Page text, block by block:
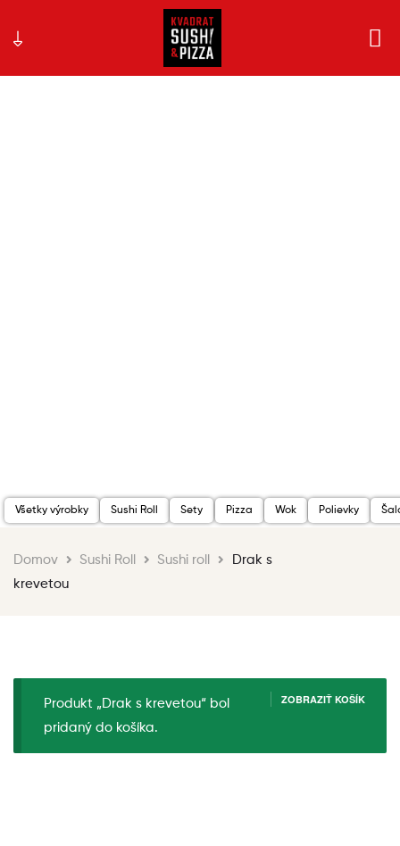
Všetky výrobky Sushi Roll Sety Pizza Wok Polievky
Domov Sushi Roll Sushi roll
Drak s
krevetou
ZOBRAZIŤ KOŠÍK
Produkt „Drak s krevetou“ bol
pridaný do košíka.